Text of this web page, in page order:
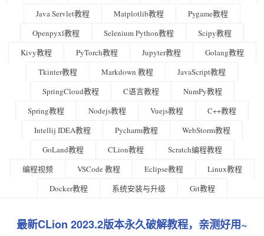
Java Servlet教程
Matplotlib教程
Pygame教程
Openpyxl教程
Selenium Python教程
Scipy教程
Kivy教程
PyTorch教程 Jupyter教程
Golang教程
Tkinter教程
Markdown 教程
JavaScript教程
SpringCloud教程
C语言教程
NumPy教程
Spring教程
Nodejs教程 Vuejs教程
C++教程
Intellij IDEA教程
Pycharm教程
WebStorm教程
GoLand教程
CLion教程
Scratch编程教程
编程视频
VSCode 教程 Eclipse教程
Linux教程
Docker教程
系统安装与升级 Git教程
最新CLion 2023.2版本永久破解教程，亲测好用~